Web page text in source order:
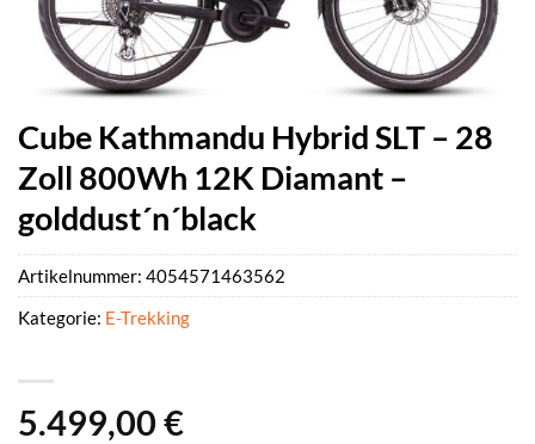
Cube Kathmandu Hybrid SLT – 28
Zoll 800Wh 12K Diamant –
golddust´n´black
5.499,00 €
Artikelnummer: 4054571463562
Kategorie: E-Trekking